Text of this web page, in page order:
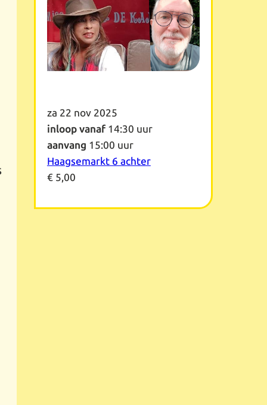
za 22 nov 2025
inloop vanaf14:30 uur
aanvang 15:00 uur
Haagsemarkt 6 achter
€ 5,00